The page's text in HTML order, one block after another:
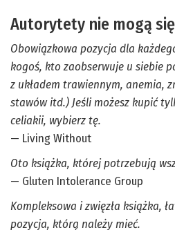
Autorytety nie mogą
Obowiązkowa pozycja dla
kogoś, kto zaobserwuje u siebie
z układem trawiennym, anemia,
stawów itd.) Jeśli możesz kupić
celiakii, wybierz tę.
— Living Without
Oto książka, której potrzebują
— Gluten Intolerance Group
Kompleksowa i zwięzła książka,
pozycja, którą należy mieć.